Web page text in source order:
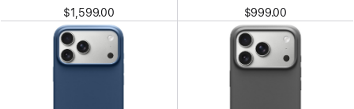
$1,599.00
$999.00